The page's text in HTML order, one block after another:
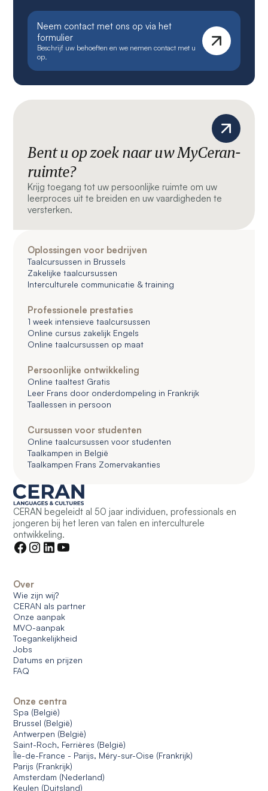
Neem contact met ons op via het
formulier
Beschrijf uw behoeften en we nemen contact met u
op.
Bent u op zoek naar uw MyCeran-
ruimte?
Krijg toegang tot uw persoonlijke ruimte om uw
leerproces uit te breiden en uw vaardigheden te
versterken.
Oplossingen voor bedrijven
Taalcursussen in Brussels
Zakelijke taalcursussen
Interculturele communicatie & training
Professionele prestaties
1 week intensieve taalcursussen
Online cursus zakelijk Engels
Online taalcursussen op maat
Persoonlijke ontwikkeling
Online taaltest Gratis
Leer Frans door onderdompeling in Frankrijk
Taallessen in persoon
Cursussen voor studenten
Online taalcursussen voor studenten
Taalkampen in België
Taalkampen Frans Zomervakanties
CERAN begeleidt al 50 jaar individuen, professionals en
jongeren bij het leren van talen en interculturele
ontwikkeling.
Over
Wie zijn wij?
CERAN als partner
Onze aanpak
MVO-aanpak
Toegankelijkheid
Jobs
Datums en prijzen
FAQ
Onze centra
Spa (België)
Brussel (België)
Antwerpen (België)
Saint-Roch, Ferrières (België)
Île-de-France - Parijs, Méry-sur-Oise (Frankrijk)
Parijs (Frankrijk)
Amsterdam (Nederland)
Keulen (Duitsland)